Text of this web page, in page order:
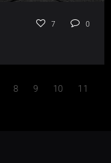
7 0
8 9 10
11